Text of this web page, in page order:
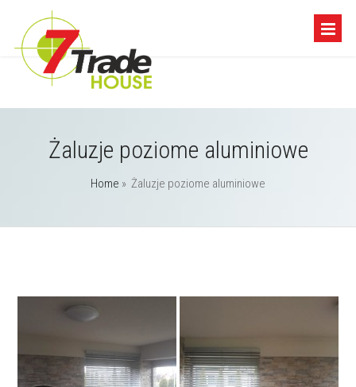
Żaluzje poziome aluminiowe
Home » Żaluzje poziome aluminiowe